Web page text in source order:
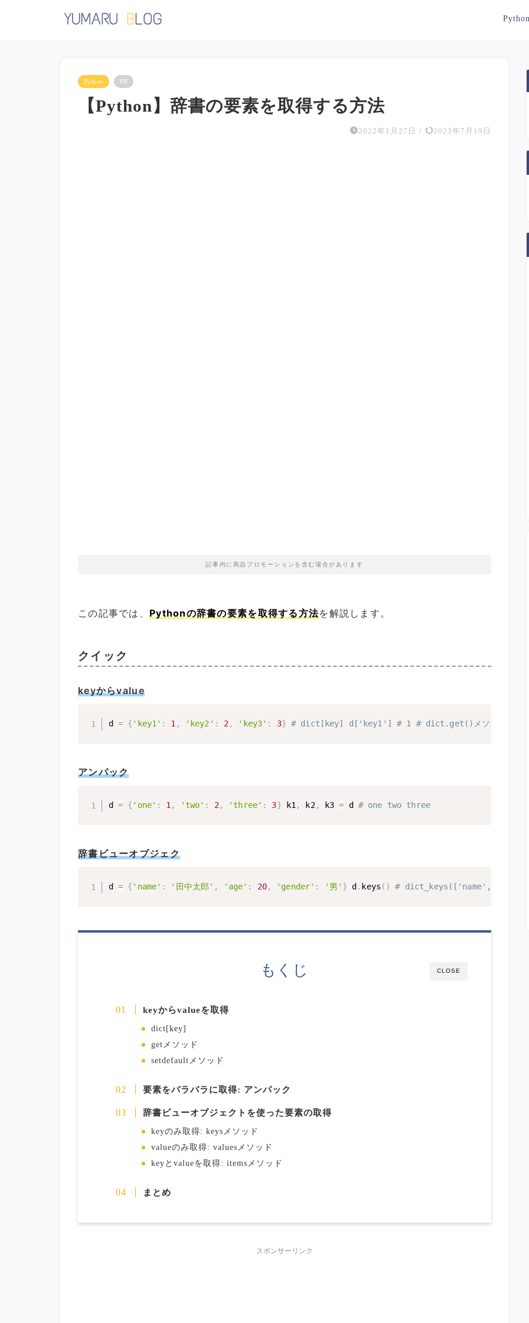
Python
Python PR
【Python】辞書の要素を取得する方法
2022年1月27日 / 2023年7月19日
記事内に商品プロモーションを含む場合があります
この記事では、 Pythonの辞書の要素を取得する方法を解説します。
クイック
keyからvalue
d = { 'key1' : 1 , 'key2' : 2, 'key3' : 3} # dict[key] d['key1'] # 1 # dict.get()メソッド
アンパック
d = { 'one' : 1 , 'two' : 2, 'three' : 3} k1 , k2, k3 = d # one two three
辞書ビューオブジェク
d = { 'name' : '田中太郎' , 'age' : 20, 'gender' : '男' } d. keys ( ) # dict_keys(['name',
CLOSE
もくじ
keyからvalueを取得
dict[key]
getメソッド
setdefaultメソッド
要素をバラバラに取得: アンパック
辞書ビューオブジェクトを使った要素の取得
keyのみ取得: keysメソッド
valueのみ取得: valuesメソッド
keyとvalueを取得: itemsメソッド
まとめ
スポンサーリンク